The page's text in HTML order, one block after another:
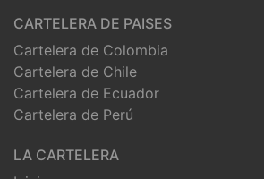
CARTELERA DE PAISES
Cartelera de Colombia
Cartelera de Chile
Cartelera de Ecuador
Cartelera de Perú
LA CARTELERA